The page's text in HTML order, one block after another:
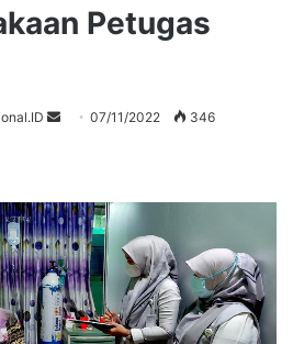
Petugas
a
n
e
m
a
07/11/2022 346